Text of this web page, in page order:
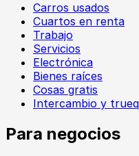
Carros usados
Cuartos en renta
Trabajo
Servicios
Electrónica
Bienes raíces
Cosas gratis
Intercambio y
Para negocios